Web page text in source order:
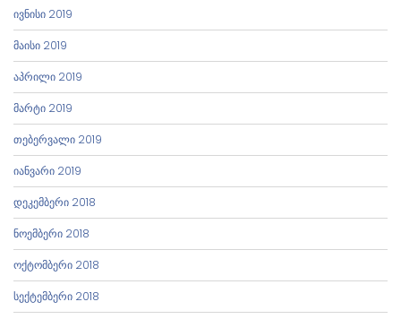
ივნისი 2019
მაისი 2019
აპრილი 2019
მარტი 2019
თებერვალი 2019
იანვარი 2019
დეკემბერი 2018
ნოემბერი 2018
ოქტომბერი 2018
სექტემბერი 2018